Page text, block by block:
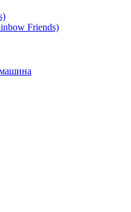
Friends)